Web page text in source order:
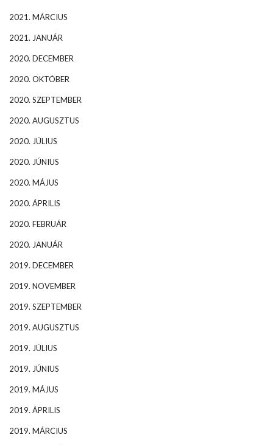
2021. MÁRCIUS
2021. JANUÁR
2020. DECEMBER
2020. OKTÓBER
2020. SZEPTEMBER
2020. AUGUSZTUS
2020. JÚLIUS
2020. JÚNIUS
2020. MÁJUS
2020. ÁPRILIS
2020. FEBRUÁR
2020. JANUÁR
2019. DECEMBER
2019. NOVEMBER
2019. SZEPTEMBER
2019. AUGUSZTUS
2019. JÚLIUS
2019. JÚNIUS
2019. MÁJUS
2019. ÁPRILIS
2019. MÁRCIUS